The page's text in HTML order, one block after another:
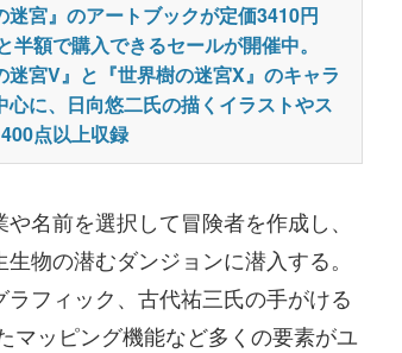
迷宮』のアートブックが定価3410円
額で購入できるセールが開催中。
迷宮V』と『世界樹の迷宮X』のキャラ
心に、日向悠二氏の描くイラストやス
点以上収録
名前を選択して冒険者を作成し、
物の潜むダンジョンに潜入する。
フィック、古代祐三氏の手がける
マッピング機能など多くの要素がユ